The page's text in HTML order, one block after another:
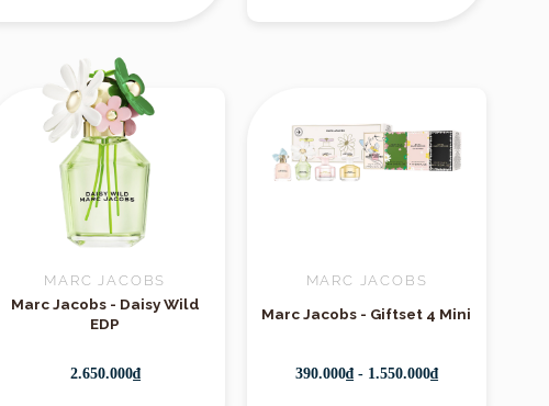
MARC JACOBS
Marc Jacobs - Daisy Wild
EDP
2.650.000₫
MARC JACOBS
Marc Jacobs - Giftset 4 Mini
390.000₫ - 1.550.000₫